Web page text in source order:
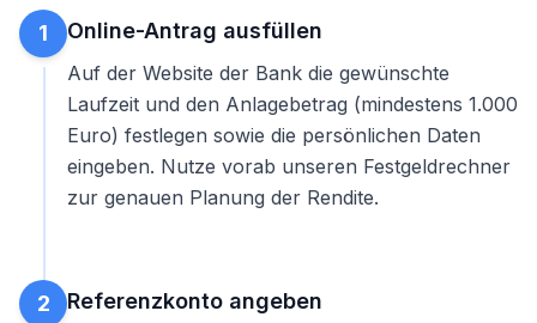
1 Online-Antrag ausfüllen
Auf der Website der Bank die gewünschte
Laufzeit und den Anlagebetrag (mindestens 1.000
Euro) festlegen sowie die persönlichen Daten
eingeben. Nutze vorab unseren Festgeldrechner
zur genauen Planung der Rendite.
2 Referenzkonto angeben